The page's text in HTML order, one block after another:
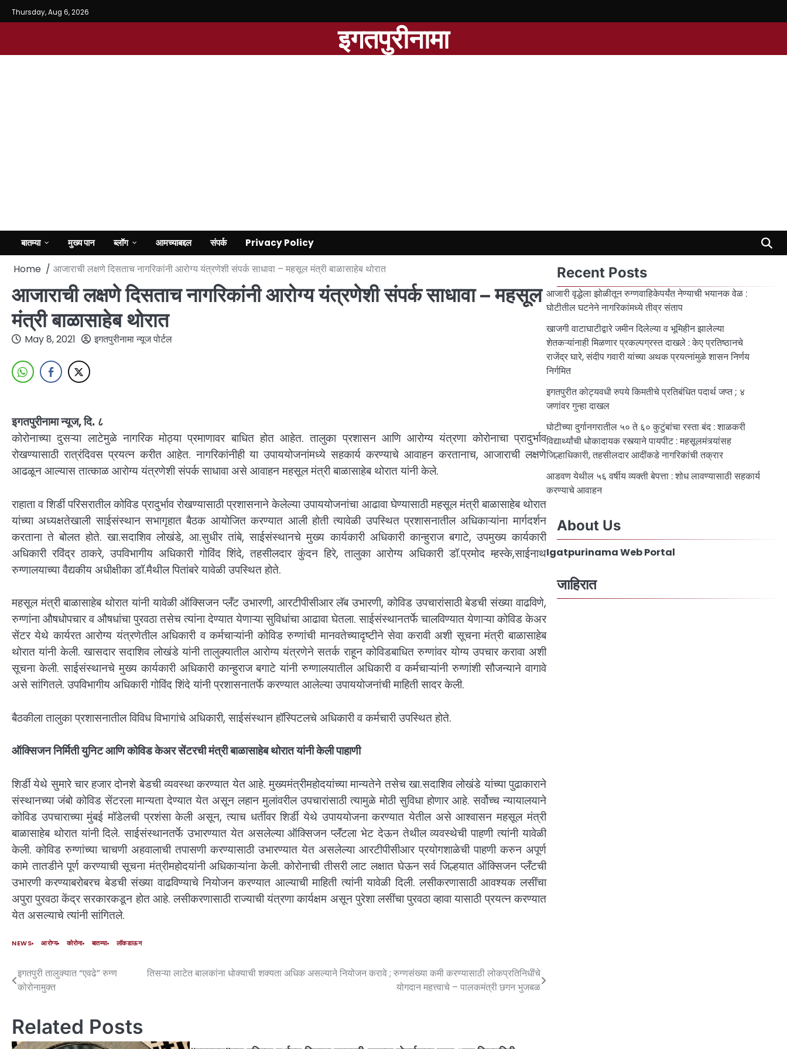
Thursday, Aug 6, 2026
इगतपुरीनामा
बातम्या मुख्य पान ब्लॉग आमच्याबद्दल संपर्क Privacy Policy
Home आजाराची लक्षणे दिसताच नागरिकांनी आरोग्य यंत्रणेशी संपर्क साधावा – महसूल मंत्री बाळासाहेब थोरात
आजाराची लक्षणे दिसताच नागरिकांनी आरोग्य यंत्रणेशी संपर्क साधावा – महसूल
मंत्री बाळासाहेब थोरात
May 8, 2021 इगतपुरीनामा न्यूज पोर्टल
इगतपुरीनामा न्यूज, दि. ८
कोरोनाच्या दुसऱ्या लाटेमुळे नागरिक मोठ्या प्रमाणावर बाधित होत आहेत. तालुका प्रशासन आणि आरोग्य यंत्रणा कोरोनाचा प्रादुर्भाव
रोखण्यासाठी रात्रंदिवस प्रयत्न करीत आहेत. नागरिकांनीही या उपाययोजनांमध्ये सहकार्य करण्याचे आवाहन करतानाच, आजाराची लक्षणे
आढळून आल्यास तात्काळ आरोग्य यंत्रणेशी संपर्क साधावा असे आवाहन महसूल मंत्री बाळासाहेब थोरात यांनी केले.
राहाता व शिर्डी परिसरातील कोविड प्रादुर्भाव रोखण्यासाठी प्रशासनाने केलेल्या उपाययोजनांचा आढावा घेण्यासाठी महसूल मंत्री बाळासाहेब थोरात
यांच्या अध्यक्षतेखाली साईसंस्थान सभागृहात बैठक आयोजित करण्यात आली होती त्यावेळी उपस्थित प्रशासनातील अधिकाऱ्यांना मार्गदर्शन
करताना ते बोलत होते. खा.सदाशिव लोखंडे, आ.सुधीर तांबे, साईसंस्थानचे मुख्य कार्यकारी अधिकारी कान्हुराज बगाटे, उपमुख्य कार्यकारी
अधिकारी रविंद्र ठाकरे, उपविभागीय अधिकारी गोविंद शिंदे, तहसीलदार कुंदन हिरे, तालुका आरोग्य अधिकारी डॉ.प्रमोद म्हस्के,साईनाथ
रुग्णालयाच्या वैद्यकीय अधीक्षीका डॉ.मैथील पितांबरे यावेळी उपस्थित होते.
महसूल मंत्री बाळासाहेब थोरात यांनी यावेळी ऑक्सिजन प्लँट उभारणी, आरटीपीसीआर लॅब उभारणी, कोविड उपचारांसाठी बेडची संख्या वाढविणे,
रुग्णांना औषधोपचार व औषधांचा पुरवठा तसेच त्यांना देण्यात येणाऱ्या सुविधांचा आढावा घेतला. साईसंस्थानतर्फे चालविण्यात येणाऱ्या कोविड केअर
सेंटर येथे कार्यरत आरोग्य यंत्रणेतील अधिकारी व कर्मचाऱ्यांनी कोविड रुग्णांची मानवतेच्यादृष्टीने सेवा करावी अशी सूचना मंत्री बाळासाहेब
थोरात यांनी केली. खासदार सदाशिव लोखंडे यांनी तालुक्यातील आरोग्य यंत्रणेने सतर्क राहून कोविडबाधित रुग्णांवर योग्य उपचार करावा अशी
सूचना केली. साईसंस्थानचे मुख्य कार्यकारी अधिकारी कान्हुराज बगाटे यांनी रुग्णालयातील अधिकारी व कर्मचाऱ्यांनी रुग्णांशी सौजन्याने वागावे
असे सांगितले. उपविभागीय अधिकारी गोविंद शिंदे यांनी प्रशासनातर्फे करण्यात आलेल्या उपाययोजनांची माहिती सादर केली.
बैठकीला तालुका प्रशासनातील विविध विभागांचे अधिकारी, साईसंस्थान हॉस्पिटलचे अधिकारी व कर्मचारी उपस्थित होते.
ऑक्सिजन निर्मिती युनिट आणि कोविड केअर सेंटरची मंत्री बाळासाहेब थोरात यांनी केली पाहाणी
शिर्डी येथे सुमारे चार हजार दोनशे बेडची व्यवस्था करण्यात येत आहे. मुख्यमंत्रीमहोदयांच्या मान्यतेने तसेच खा.सदाशिव लोखंडे यांच्या पुढाकाराने
संस्थानच्या जंबो कोविड सेंटरला मान्यता देण्यात येत असून लहान मुलांवरील उपचारांसाठी त्यामुळे मोठी सुविधा होणार आहे. सर्वोच्च न्यायालयाने
कोविड उपचाराच्या मुंबई मॉडेलची प्रशंसा केली असून, त्याच धर्तीवर शिर्डी येथे उपाययोजना करण्यात येतील असे आश्वासन महसूल मंत्री
बाळासाहेब थोरात यांनी दिले. साईसंस्थानतर्फे उभारण्यात येत असलेल्या ऑक्सिजन प्लॅंटला भेट देऊन तेथील व्यवस्थेची पाहणी त्यांनी यावेळी
केली. कोविड रुग्णांच्या चाचणी अहवालाची तपासणी करण्यासाठी उभारण्यात येत असलेल्या आरटीपीसीआर प्रयोगशाळेची पाहणी करुन अपूर्ण
कामे तातडीने पूर्ण करण्याची सूचना मंत्रीमहोदयांनी अधिकाऱ्यांना केली. कोरोनाची तीसरी लाट लक्षात घेऊन सर्व जिल्हयात ऑक्सिजन प्लँटची
उभारणी करण्याबरोबरच बेडची संख्या वाढविण्याचे नियोजन करण्यात आल्याची माहिती त्यांनी यावेळी दिली. लसीकरणासाठी आवश्यक लसींचा
अपुरा पुरवठा केंद्र सरकारकडून होत आहे. लसीकरणासाठी राज्याची यंत्रणा कार्यक्षम असून पुरेशा लसींचा पुरवठा व्हावा यासाठी प्रयत्न करण्यात
येत असल्याचे त्यांनी सांगितले.
NEWS आरोग्य कोरोना बातम्या लॉकडाऊन
इगतपुरी तालुक्यात “एवढे” रुग्ण
कोरोनामुक्त
तिसऱ्या लाटेत बालकांना धोक्याची शक्यता अधिक असल्याने नियोजन करावे ; रुग्णसंख्या कमी करण्यासाठी लोकप्रतिनिधींचे
योगदान महत्त्वाचे – पालकमंत्री छगन भुजबळ
Related Posts
Recent Posts
आजारी वृद्धेला झोळीतून रुग्णवाहिकेपर्यंत नेण्याची भयानक वेळ :
घोटीतील घटनेने नागरिकांमध्ये तीव्र संताप
खाजगी वाटाघाटीद्वारे जमीन दिलेल्या व भूमिहीन झालेल्या
शेतकऱ्यांनाही मिळणार प्रकल्पग्रस्त दाखले : केए प्रतिष्ठानचे
राजेंद्र घारे, संदीप गवारी यांच्या अथक प्रयत्नांमुळे शासन निर्णय
निर्गमित
इगतपुरीत कोट्यवधी रुपये किमतीचे प्रतिबंधित पदार्थ जप्त ; ४
जणांवर गुन्हा दाखल
घोटीच्या दुर्गानगरातील ५० ते ६० कुटुंबांचा रस्ता बंद : शाळकरी
विद्यार्थ्यांची धोकादायक रस्त्याने पायपीट : महसूलमंत्र्यांसह
जिल्हाधिकारी, तहसीलदार आदींकडे नागरिकांची तक्रार
आडवण येथील ५६ वर्षीय व्यक्ती बेपत्ता : शोध लावण्यासाठी सहकार्य
करण्याचे आवाहन
About Us
Igatpurinama Web Portal
जाहिरात